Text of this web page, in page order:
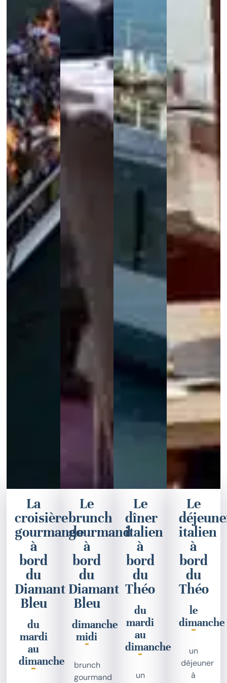
La
croisière
gourmande
à
bord
du
Diamant
Bleu
du
mardi
au
dimanche
Le
brunch
gourmand
à
bord
du
Diamant
Bleu
dimanche
midi
brunch
gourmand
Le
dîner
italien
à
bord
du
Théo
du
mardi
au
dimanche
un
Le
italien
à
bord
du
Théo
le
dimanche
un
déjeuner
à